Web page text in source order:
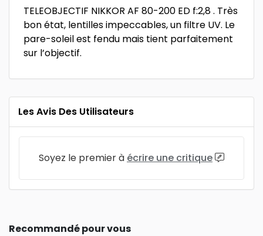
TELEOBJECTIF NIKKOR AF 80-200 ED f:2,8 . Très
bon état, lentilles impeccables, un filtre UV. Le
pare-soleil est fendu mais tient parfaitement
sur l’objectif.
Les Avis Des Utilisateurs
Soyez le premier à écrire une critique
Recommandé pour vous